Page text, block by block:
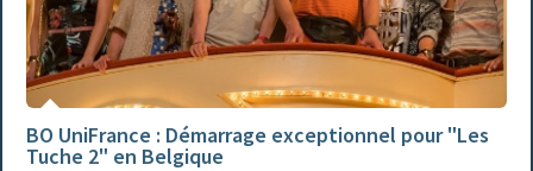
BO UniFrance : Démarrage exceptionnel pour "Les
Tuche 2" en Belgique